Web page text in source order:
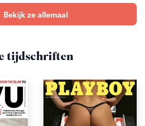
Bekijk ze allemaal
tijdschriften